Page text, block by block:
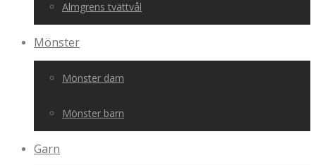
Almgrens tvättvål
Mönster
Mönster dam
Mönster barn
Garn